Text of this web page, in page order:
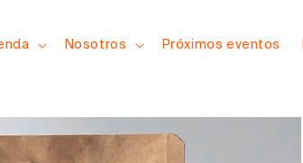
Nosotros Próximos eventos